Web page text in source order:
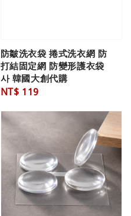
防皺洗衣袋 捲式洗衣網 防
打結固定網 防變形護衣袋
사 韓國大創代購
Regular
NT$ 119